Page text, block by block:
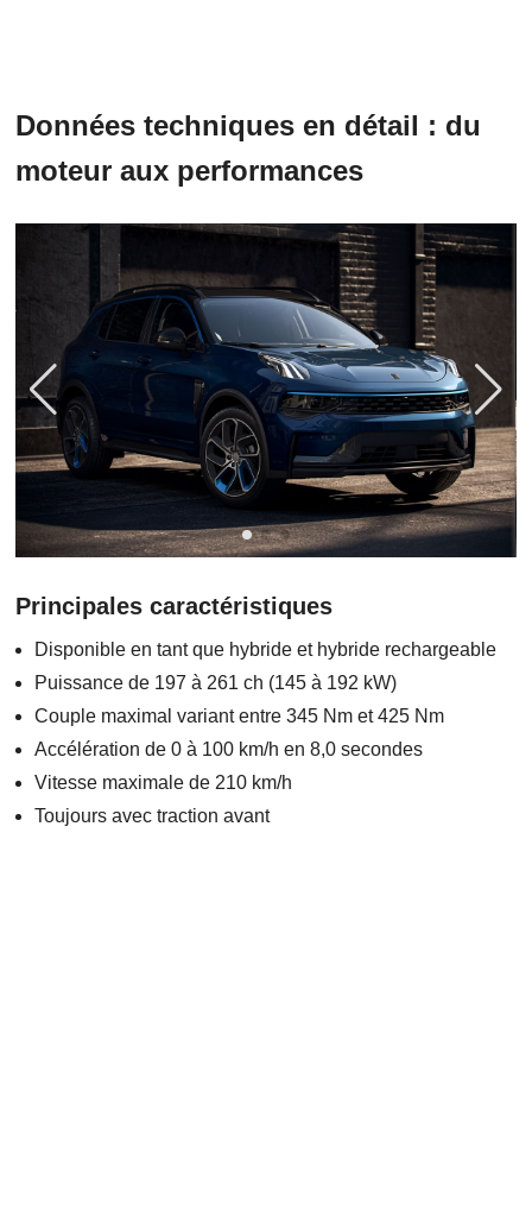
Données techniques en détail : du
moteur aux performances
Principales caractéristiques
Disponible en tant que hybride et hybride rechargeable
Puissance de 197 à 261 ch (145 à 192 kW)
Couple maximal variant entre 345 Nm et 425 Nm
Accélération de 0 à 100 km/h en 8,0 secondes
Vitesse maximale de 210 km/h
Toujours avec traction avant